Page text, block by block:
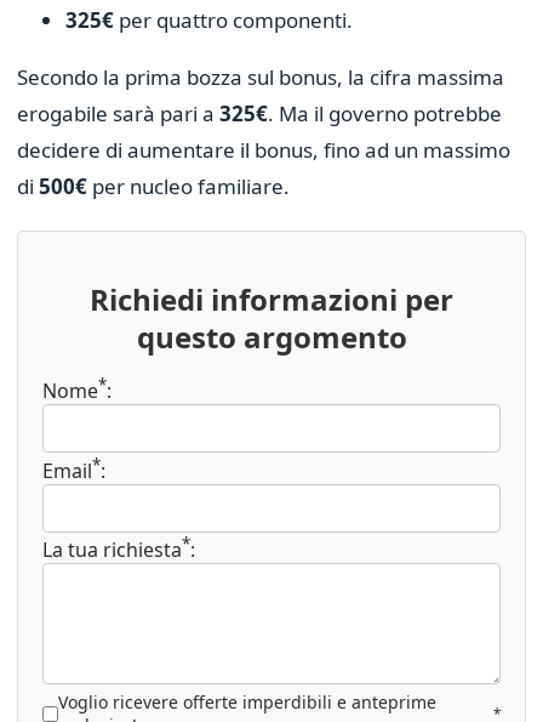
325€ per quattro componenti.
Secondo la prima bozza sul bonus, la cifra massima
erogabile sarà pari a 325€. Ma il governo potrebbe
decidere di aumentare il bonus, fino ad un massimo
di 500€ per nucleo familiare.
Richiedi informazioni per
questo argomento
Nome*:
Email*:
La tua richiesta*:
Voglio ricevere offerte imperdibili e anteprime
*